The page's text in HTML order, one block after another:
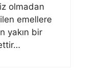
olmadan
emellere
yakın bir